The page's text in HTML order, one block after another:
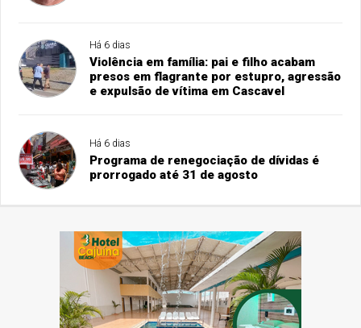
Há 6 dias
Violência em família: pai e filho acabam
presos em flagrante por estupro, agressão
e expulsão de vítima em Cascavel
Há 6 dias
Programa de renegociação de dívidas é
prorrogado até 31 de agosto